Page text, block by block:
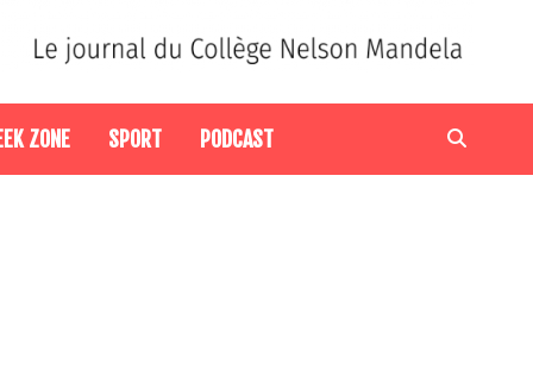
ZONE SPORT PODCAST